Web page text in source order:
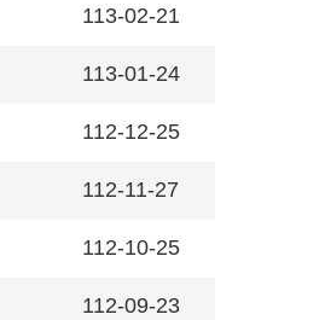
113-02-21
113-01-24
112-12-25
112-11-27
112-10-25
112-09-23